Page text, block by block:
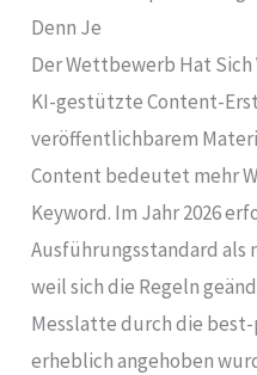
Denn Je
Der Wettbewerb Hat Sich
KI-gestützte Content-
veröffentlichbarem
Content bedeutet mehr
Keyword. Im Jahr 2026
Ausführungsstandard als
weil sich die Regeln
Messlatte durch die
erheblich angehoben